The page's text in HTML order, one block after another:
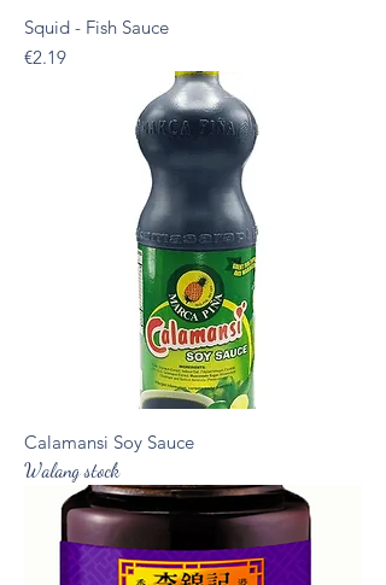
Squid - Fish Sauce
Presyo
€2.19
Calamansi Soy Sauce
Walang stock